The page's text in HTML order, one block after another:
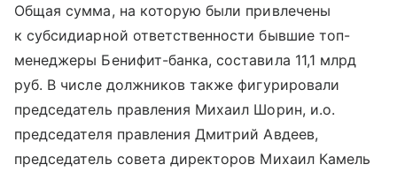
Общая сумма, на которую были привлечены
к субсидиарной ответственности бывшие топ-
менеджеры Бенифит-банка, составила 11,1 млрд
руб. В числе должников также фигурировали
председатель правления Михаил Шорин, и.о.
председателя правления Дмитрий Авдеев,
председатель совета директоров Михаил Камель